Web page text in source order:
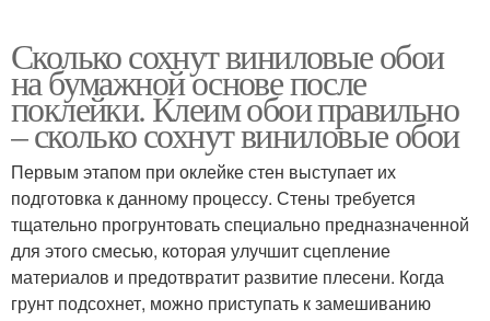
Сколько сохнут виниловые обои
на бумажной основе после
поклейки. Клеим обои правильно
– сколько сохнут виниловые обои
Первым этапом при оклейке стен выступает их
подготовка к данному процессу. Стены требуется
тщательно прогрунтовать специально предназначенной
для этого смесью, которая улучшит сцепление
материалов и предотвратит развитие плесени. Когда
грунт подсохнет, можно приступать к замешиванию